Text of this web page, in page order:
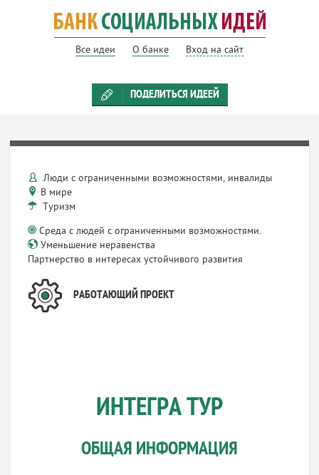
Все идеи О банке Вход на сайт
ПОДЕЛИТЬСЯ ИДЕЕЙ
Люди с ограниченными возможностями, инвалиды
В мире
Туризм
Среда с людей с ограниченными возможностями.
Уменьшение неравенства
Партнерство в интересах устойчивого развития
РАБОТАЮЩИЙ ПРОЕКТ
ИНТЕГРА ТУР
ОБЩАЯ ИНФОРМАЦИЯ